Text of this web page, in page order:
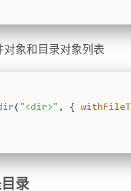
对象和目录对象列表
( "<dir>" , {
录